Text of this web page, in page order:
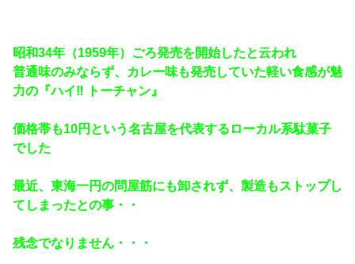
昭和34年（1959年）ごろ発売を開始したと云われ
普通味のみならず、カレー味も発売していた軽い食感が魅
力の『ハイ‼ トーチャン』
価格帯も10円という名古屋を代表するローカル系駄菓子
でした
最近、東海一円の問屋筋にも卸されず、製造もストップし
てしまったとの事・・
残念でなりません・・・